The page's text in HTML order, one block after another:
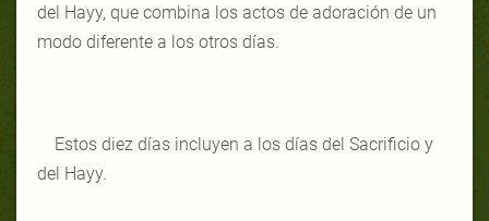
del Hayy, que combina los actos de adoración de un
modo diferente a los otros días.
Estos diez días incluyen a los días del Sacrificio y
del Hayy.